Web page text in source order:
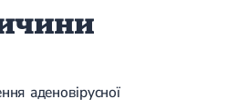
суглобу
аденовірусної